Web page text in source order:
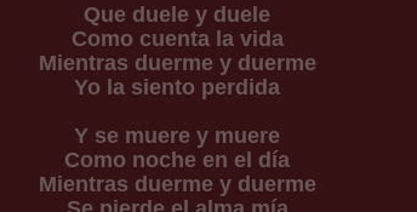
Que duele y duele
Como cuenta la vida
Mientras duerme y duerme
Yo la siento perdida
Y se muere y muere
Como noche en el día
Mientras duerme y duerme